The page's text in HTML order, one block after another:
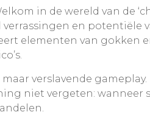
in de wereld van de
en potentiële
elementen van gokken
maar verslavende
niet vergeten: